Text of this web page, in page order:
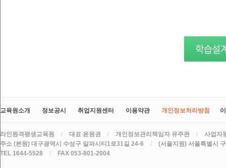
교육원소개 정보공시 취업지원센터 이용약관 개인정보처리방침
라인원격평생교육원 / 대표 윤원권 / 개인정보관리책임자 유주완 /
사업자
주소 (본원) 대구광역시 수성구 알파시티1로31길 24-6
/
(서울지원) 서울특별시
TEL 1644-5528
/ FAX 053-801-2004